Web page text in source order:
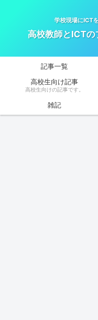
学校現場にICT
高校教師とICT
記事一覧
高校生向け記事
高校生向けの記事です。
雑記